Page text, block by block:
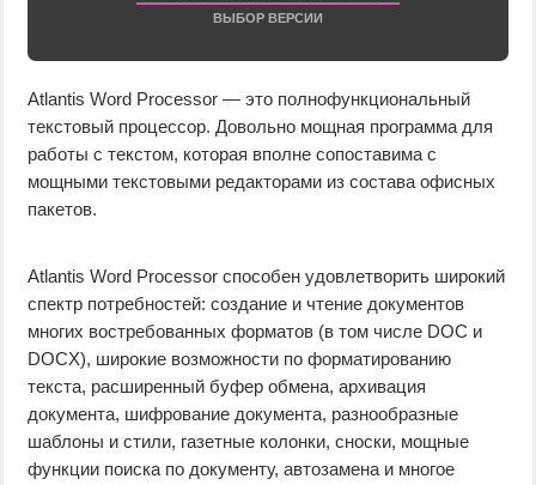
ВЫБОР ВЕРСИИ
Atlantis Word Processor — это полнофункциональный
текстовый процессор. Довольно мощная программа для
работы с текстом, которая вполне сопоставима с
мощными текстовыми редакторами из состава офисных
пакетов.
Atlantis Word Processor способен удовлетворить широкий
спектр потребностей: создание и чтение документов
многих востребованных форматов (в том числе DOC и
DOCX), широкие возможности по форматированию
текста, расширенный буфер обмена, архивация
документа, шифрование документа, разнообразные
шаблоны и стили, газетные колонки, сноски, мощные
функции поиска по документу, автозамена и многое